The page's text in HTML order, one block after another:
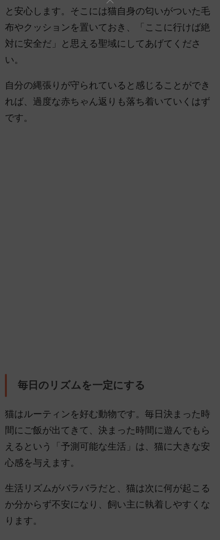
と安心します。そこには猫自身の匂いがついた毛
布やクッションを置いておき、「ここに行けば絶
対に安全だ」と思える聖域にしてあげてくださ
い。
自分の縄張りが守られていると感じることができ
れば、過度な赤ちゃん返りも落ち着いていくはず
です。
毎日のリズムを一定にする
猫はルーティンを好む動物です。毎日決まった時
間にご飯が出てきて、決まった時間に遊んでもら
えるという「予測可能な生活」は、猫に大きな安
心感を与えます。
生活リズムがバラバラだと、猫は次に何が起こる
か分からず不安になり、飼い主に執着しやすくな
ります。